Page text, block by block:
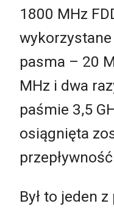
1800 MHz
wykorzystane
pasma – 20
MHz i dwa
paśmie 3,5
osiągnięta
Był to jeden